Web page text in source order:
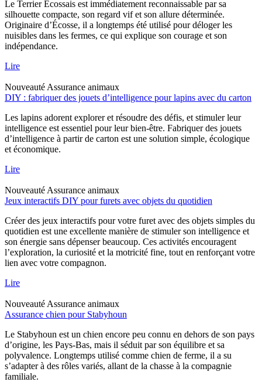
Le Terrier Écossais est immédiatement reconnaissable par sa
silhouette compacte, son regard vif et son allure déterminée.
Originaire d’Écosse, il a longtemps été utilisé pour déloger les
nuisibles dans les fermes, ce qui explique son courage et son
indépendance.
Lire
Nouveauté Assurance animaux
DIY : fabriquer des jouets d’intelligence pour lapins avec du carton
Les lapins adorent explorer et résoudre des défis, et stimuler leur
intelligence est essentiel pour leur bien-être. Fabriquer des jouets
d’intelligence à partir de carton est une solution simple, écologique
et économique.
Lire
Nouveauté Assurance animaux
Jeux interactifs DIY pour furets avec objets du quotidien
Créer des jeux interactifs pour votre furet avec des objets simples du
quotidien est une excellente manière de stimuler son intelligence et
son énergie sans dépenser beaucoup. Ces activités encouragent
l’exploration, la curiosité et la motricité fine, tout en renforçant votre
lien avec votre compagnon.
Lire
Nouveauté Assurance animaux
Assurance chien pour Stabyhoun
Le Stabyhoun est un chien encore peu connu en dehors de son pays
d’origine, les Pays-Bas, mais il séduit par son équilibre et sa
polyvalence. Longtemps utilisé comme chien de ferme, il a su
s’adapter à des rôles variés, allant de la chasse à la compagnie
familiale.